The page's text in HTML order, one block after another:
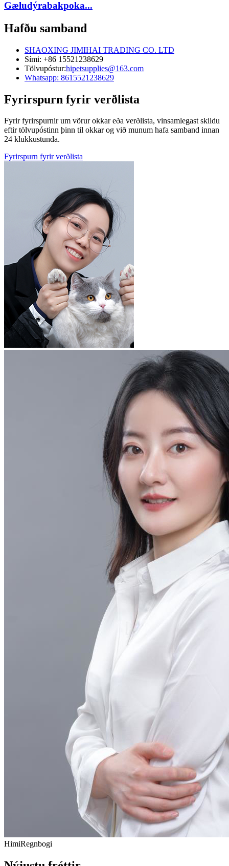
Gæludýrabakpoka...
Hafðu samband
SHAOXING JIMIHAI TRADING CO. LTD
Sími: +86 15521238629
Tölvupóstur:hipetsupplies@163.com
Whatsapp: 8615521238629
Fyrirspurn fyrir verðlista
Fyrir fyrirspurnir um vörur okkar eða verðlista, vinsamlegast skildu
eftir tölvupóstinn þinn til okkar og við munum hafa samband innan
24 klukkustunda.
Fyrirspurn fyrir verðlista
HimiRegnbogi